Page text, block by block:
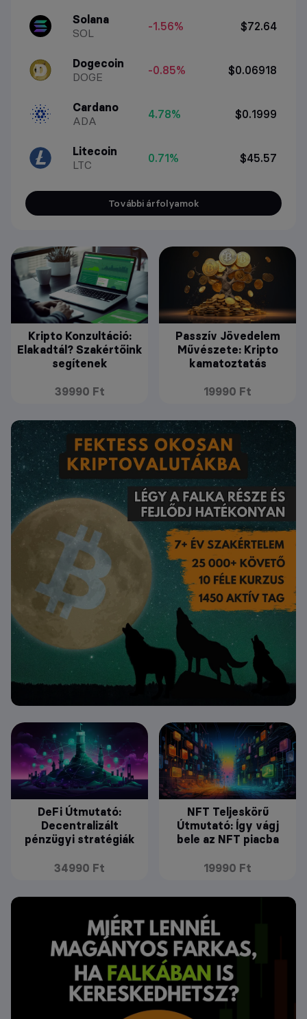
Solana
SOL
-1.56% $72.64
Dogecoin
DOGE
-0.85% $0.06918
Cardano
ADA
4.78% $0.1999
Litecoin
LTC
0.71% $45.57
További árfolyamok
Kripto Konzultáció:
Elakadtál? Szakértőink
segítenek
39990 Ft
Passzív Jövedelem
Művészete: Kripto
kamatoztatás
19990 Ft
DeFi Útmutató:
Decentralizált
pénzügyi stratégiák
34990 Ft
NFT Teljeskörű
Útmutató: Így vágj
bele az NFT piacba
19990 Ft